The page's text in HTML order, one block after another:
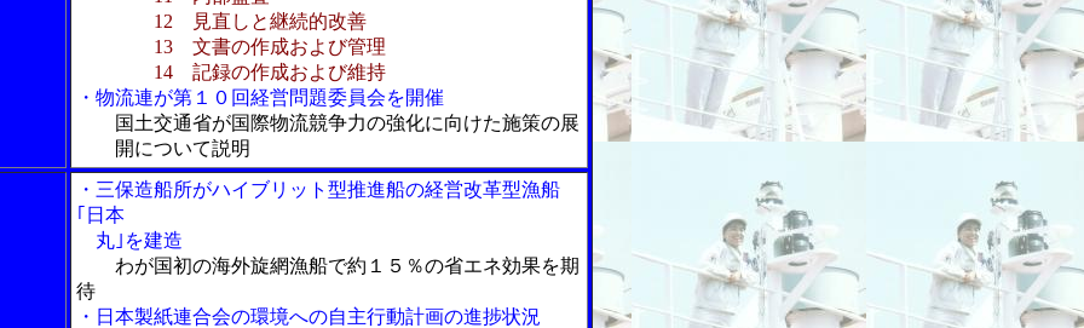
12 見直しと継続的改善
13 文書の作成および管理
14 記録の作成および維持
・物流連が第１０回経営問題委員会を開催
国土交通省が国際物流競争力の強化に向けた施策の展
開について説明
・三保造船所がハイブリット型推進船の経営改革型漁船
｢日本
丸｣を建造
わが国初の海外旋網漁船で約１５％の省エネ効果を期
待
・日本製紙連合会の環境への自主行動計画の進捗状況